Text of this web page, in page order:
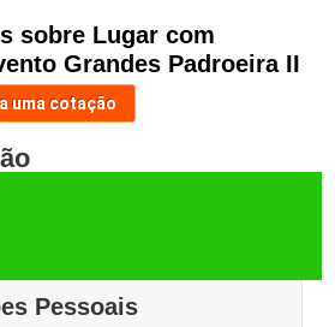
sobre Lugar com
Grandes Padroeira II
uma cotação
Pessoais